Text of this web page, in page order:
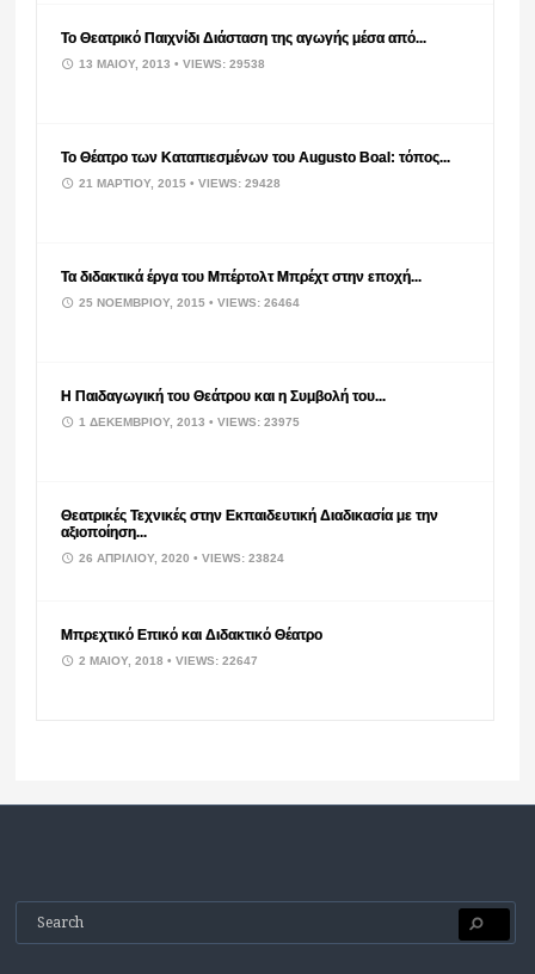
Το Θεατρικό Παιχνίδι Διάσταση της αγωγής μέσα από...
13 ΜΑΪ́ΟΥ, 2013• VIEWS: 29538
Το Θέατρο των Καταπιεσμένων του Augusto Boal: τόπος...
21 ΜΑΡΤΊΟΥ, 2015• VIEWS: 29428
Τα διδακτικά έργα του Μπέρτολτ Μπρέχτ στην εποχή...
25 ΝΟΕΜΒΡΊΟΥ, 2015• VIEWS: 26464
Η Παιδαγωγική του Θεάτρου και η Συμβολή του...
1 ΔΕΚΕΜΒΡΊΟΥ, 2013• VIEWS: 23975
Θεατρικές Τεχνικές στην Εκπαιδευτική Διαδικασία με την
αξιοποίηση...
26 ΑΠΡΙΛΊΟΥ, 2020• VIEWS: 23824
Μπρεχτικό Επικό και Διδακτικό Θέατρο
2 ΜΑΪ́ΟΥ, 2018• VIEWS: 22647